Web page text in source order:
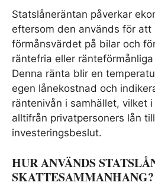
Statslåneräntan påverkar
eftersom den används för att
förmånsvärdet på bilar och
räntefria eller
Denna ränta blir en
egen lånekostnad och
räntenivån i samhället, vilket
alltifrån privatpersoners lån
investeringsbeslut.
HUR ANVÄNDS
SKATTESAMMANHANG?